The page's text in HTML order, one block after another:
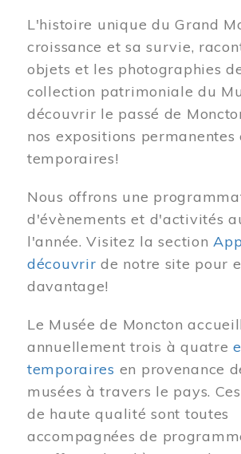
L'histoire unique du Grand
croissance et sa survie,
objets et les photographies
collection patrimoniale du
découvrir le passé de
nos expositions permanentes
temporaires!
Nous offrons une
d'évènements et d'activités
l'année. Visitez la section
découvrir de notre site pour
davantage!
Le Musée de Moncton
annuellement trois à quatre
temporaires en provenance
musées à travers le pays.
de haute qualité sont toutes
accompagnées de